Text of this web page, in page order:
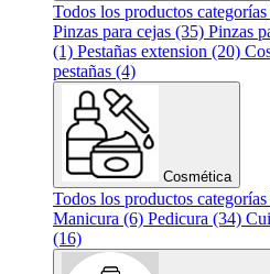
Todos los productos categorías
Pinzas para cejas (35) Pinzas
(1) Pestañas extension (20)
pestañas (4)
Cosmética
Todos los productos categorías
Manicura (6) Pedicura (34)
(16)